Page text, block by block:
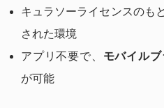
キュラソーライセンスのもと
された環境
アプリ不要で、 モバイル
が可能